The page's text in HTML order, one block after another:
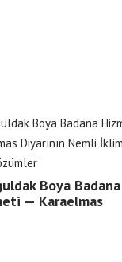
Boya Badana
— Karaelmas